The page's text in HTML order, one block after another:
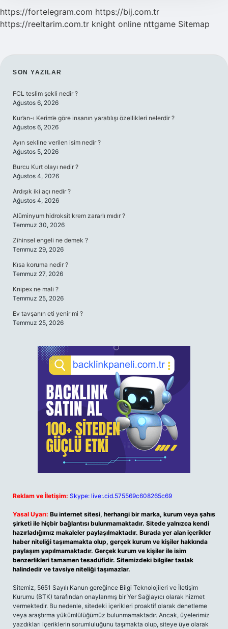
https://fortelegram.com https://bij.com.tr
https://reeltarim.com.tr knight online nttgame Sitemap
SIDEBAR
SON YAZILAR
FCL teslim şekli nedir ?
Ağustos 6, 2026
Kur’an-ı Kerim’e göre insanın yaratılışı özellikleri nelerdir ?
Ağustos 6, 2026
Ayın sekline verilen isim nedir ?
Ağustos 5, 2026
Burcu Kurt olayı nedir ?
Ağustos 4, 2026
Ardışık iki açı nedir ?
Ağustos 4, 2026
Alüminyum hidroksit krem zararlı mıdır ?
Temmuz 30, 2026
Zihinsel engeli ne demek ?
Temmuz 29, 2026
Kısa koruma nedir ?
Temmuz 27, 2026
Knipex ne mali ?
Temmuz 25, 2026
Ev tavşanın eti yenir mi ?
Temmuz 25, 2026
Reklam ve İletişim: Skype: live:.cid.575569c608265c69
Yasal Uyarı: Bu internet sitesi, herhangi bir marka, kurum veya şahıs
şirketi ile hiçbir bağlantısı bulunmamaktadır. Sitede yalnızca kendi
hazırladığımız makaleler paylaşılmaktadır. Burada yer alan içerikler
haber niteliği taşımamakta olup, gerçek kurum ve kişiler hakkında
paylaşım yapılmamaktadır. Gerçek kurum ve kişiler ile isim
benzerlikleri tamamen tesadüfidir. Sitemizdeki bilgiler taslak
halindedir ve tavsiye niteliği taşımazlar.
Sitemiz, 5651 Sayılı Kanun gereğince Bilgi Teknolojileri ve İletişim
Kurumu (BTK) tarafından onaylanmış bir Yer Sağlayıcı olarak hizmet
vermektedir. Bu nedenle, sitedeki içerikleri proaktif olarak denetleme
veya araştırma yükümlülüğümüz bulunmamaktadır. Ancak, üyelerimiz
yazdıkları içeriklerin sorumluluğunu taşımakta olup, siteye üye olarak